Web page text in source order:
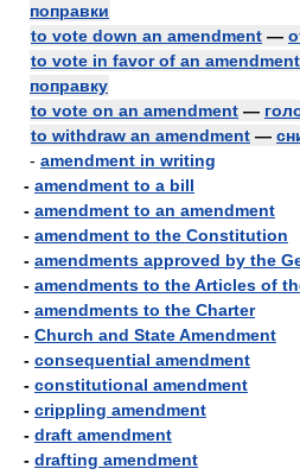
поправки
to vote down an amendment —
to vote in favor of an amendment
поправку
to vote on an amendment —
to withdraw an amendment —
- amendment in writing
- amendment to a bill
- amendment to an amendment
- amendment to the Constitution
- amendments approved by the
- amendments to the Articles of
- amendments to the Charter
- Church and State Amendment
- consequential amendment
- constitutional amendment
- crippling amendment
- draft amendment
- drafting amendment